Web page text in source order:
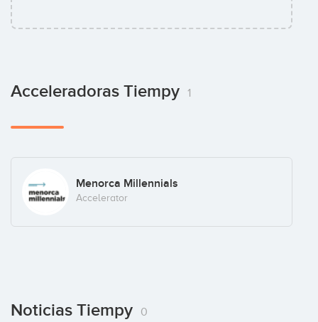
Acceleradoras Tiempy 1
Menorca Millennials
Accelerator
Noticias Tiempy 0